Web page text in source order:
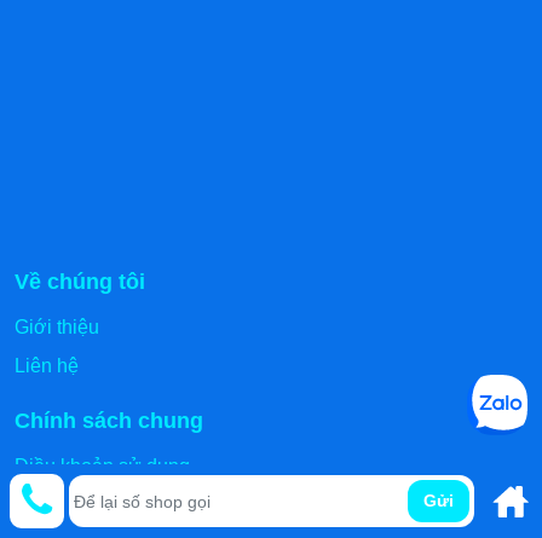
Về chúng tôi
Giới thiệu
Liên hệ
Chính sách chung
Điều khoản sử dụng
Chính sách bảo mật
Gửi